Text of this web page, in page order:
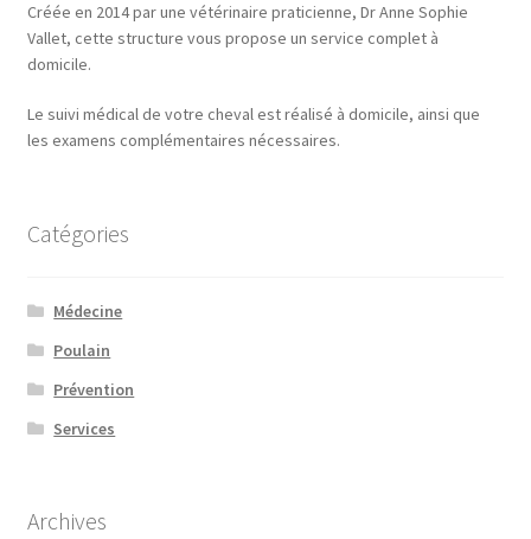
Créée en 2014 par une vétérinaire praticienne, Dr Anne Sophie
Vallet, cette structure vous propose un service complet à
domicile.
Le suivi médical de votre cheval est réalisé à domicile, ainsi que
les examens complémentaires nécessaires.
Catégories
Médecine
Poulain
Prévention
Services
Archives